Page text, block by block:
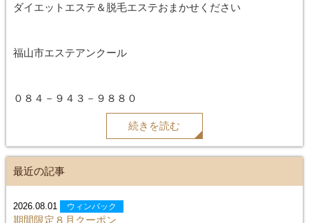
ダイエットエステ＆脱毛エステおまかせください
福山市エステアンクール
０８４－９４３－９８８０
続きを読む
最近の記事
2026.08.01 ウィンバック
期間限定８月クーポン